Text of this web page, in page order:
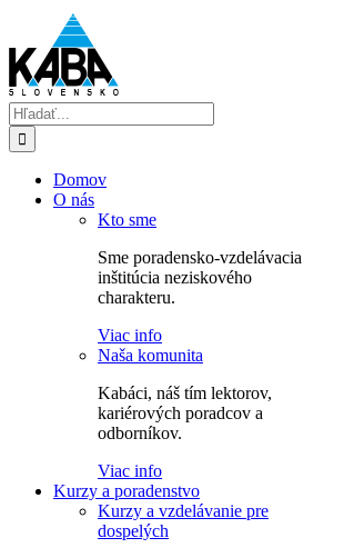
content
Hľadať:
Domov
O nás
Kto sme
Sme poradensko-vzdelávacia
inštitúcia neziskového
charakteru.
Viac info
Naša komunita
Kabáci, náš tím lektorov,
kariérových poradcov a
odborníkov.
Viac info
Kurzy a poradenstvo
Kurzy a vzdelávanie pre
dospelých